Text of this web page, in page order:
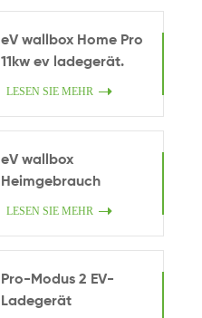
eV wallbox Home Pro
11kw ev ladegerät.
LESEN SIE MEHR
eV wallbox
Heimgebrauch
LESEN SIE MEHR
Pro-Modus 2 EV-
Ladegerät